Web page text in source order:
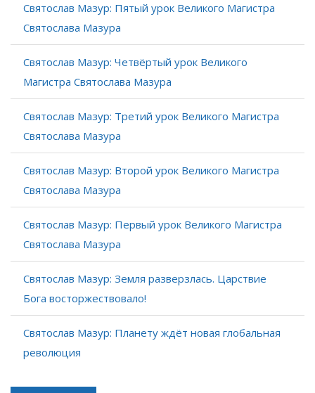
Святослав Мазур: Пятый урок Великого Магистра
Святослава Мазура
Святослав Мазур: Четвёртый урок Великого
Магистра Святослава Мазура
Святослав Мазур: Третий урок Великого Магистра
Святослава Мазура
Святослав Мазур: Второй урок Великого Магистра
Святослава Мазура
Святослав Мазур: Первый урок Великого Магистра
Святослава Мазура
Святослав Мазур: Земля разверзлась. Царствие
Бога восторжествовало!
Святослав Мазур: Планету ждёт новая глобальная
революция